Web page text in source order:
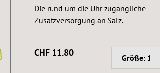
Die rund um die Uhr zugängliche
Zusatzversorgung an Salz.
CHF 11.80